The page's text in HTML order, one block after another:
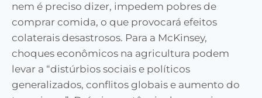
nem é preciso dizer, impedem pobres de
comprar comida, o que provocará efeitos
colaterais desastrosos. Para a McKinsey,
choques econômicos na agricultura podem
levar a “distúrbios sociais e políticos
generalizados, conflitos globais e aumento do